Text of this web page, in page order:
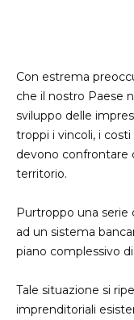
Con estrema
che il nostro Paese
sviluppo delle
troppi i vincoli, i
devono confrontare
territorio.
Purtroppo una serie
ad un sistema
piano complessivo
Tale situazione si
imprenditoriali